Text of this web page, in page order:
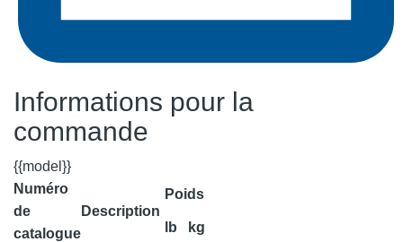
Informations pour la
commande
{{model}}
Numéro
de
catalogue
Description
Poids
lb kg